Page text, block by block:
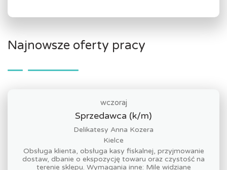
Najnowsze oferty pracy
wczoraj
Sprzedawca (k/m)
Delikatesy Anna Kozera
Kielce
Obsługa klienta, obsługa kasy fiskalnej, przyjmowanie
dostaw, dbanie o ekspozycję towaru oraz czystość na
terenie sklepu. Wymagania inne: Mile widziane